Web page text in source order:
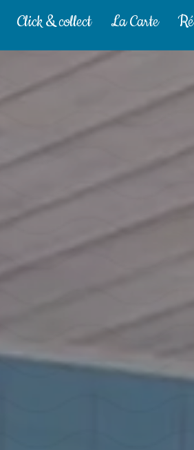
Click & collect La Carte